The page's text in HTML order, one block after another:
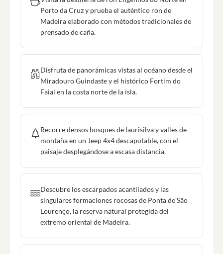
Porto da Cruz y prueba el auténtico ron de
Madeira elaborado con métodos tradicionales de
prensado de caña.
Disfruta de panorámicas vistas al océano desde el
Miradouro Guindaste y el histórico Fortim do
Faial en la costa norte de la isla.
Recorre densos bosques de laurisilva y valles de
montaña en un Jeep 4x4 descapotable, con el
paisaje desplegándose a escasa distancia.
Descubre los escarpados acantilados y las
singulares formaciones rocosas de Ponta de São
Lourenço, la reserva natural protegida del
extremo oriental de Madeira.